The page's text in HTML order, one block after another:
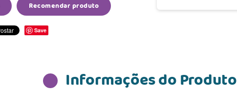
Recomendar produto
Save
Informações do Produto